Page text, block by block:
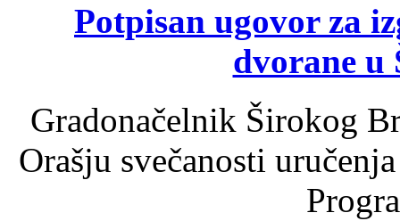
Potpisan ugovor za
dvorane u
Gradonačelnik Širokog
Orašju svečanosti